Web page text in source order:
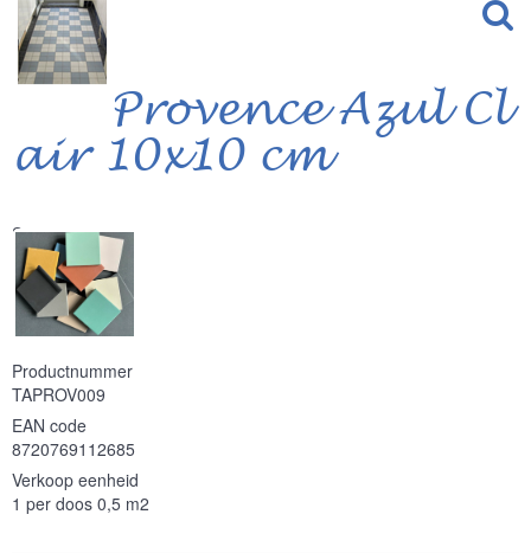
Provence Azul Cl
air 10x10 cm
Serie
Productnummer
TAPROV009
EAN code
8720769112685
Verkoop eenheid
1 per doos 0,5 m2